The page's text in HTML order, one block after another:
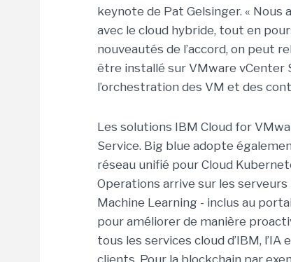
keynote de Pat Gelsinger. « Nous
avec le cloud hybride, tout en
nouveautés de l’accord, on peut
être installé sur VMware vCenter
l’orchestration des VM et des
Les solutions IBM Cloud for
Service. Big blue adopte
réseau unifié pour Cloud
Operations arrive sur les
Machine Learning - inclus au
pour améliorer de manière
tous les services cloud d’IBM,
clients. Pour la blockchain par